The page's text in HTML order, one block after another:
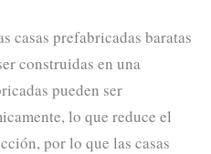
casas prefabricadas baratas
construidas en una
pueden ser
lo que reduce el
por lo que las casas